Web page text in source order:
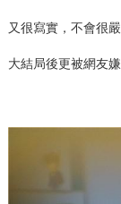
又很寫實，不會很
大結局後更被網友